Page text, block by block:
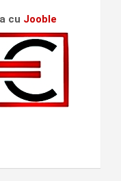
cu Jooble